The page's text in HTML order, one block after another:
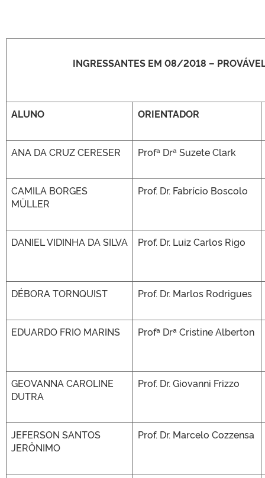
INGRESSANTES EM 08/2018 –
ALUNO ORIENTADOR
ANA DA CRUZ CERESER Profª Drª Suzete Clark
CAMILA BORGES
MÜLLER
Prof. Dr. Fabrício Boscolo
DANIEL VIDINHA DA SILVA Prof. Dr. Luiz Carlos Rigo
DÉBORA TORNQUIST Prof. Dr. Marlos Rodrigues
EDUARDO FRIO MARINS Profª Drª Cristine Alberton
GEOVANNA CAROLINE
DUTRA
Prof. Dr. Giovanni Frizzo
JEFERSON SANTOS
JERÔNIMO
Prof. Dr. Marcelo Cozzensa